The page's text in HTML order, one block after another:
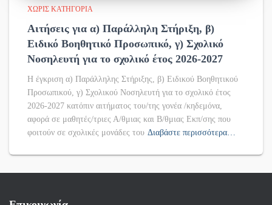
ΧΩΡΊΣ ΚΑΤΗΓΟΡΊΑ
Αιτήσεις για α) Παράλληλη Στήριξη, β)
Ειδικό Βοηθητικό Προσωπικό, γ) Σχολικό
Νοσηλευτή για το σχολικό έτος 2026-2027
Η έγκριση α) Παράλληλης Στήριξης, β) Ειδικού Βοηθητικού
Προσωπικού, γ) Σχολικού Νοσηλευτή για το σχολικό έτος
2026-2027 κατόπιν αιτήματος του/της γονέα /κηδεμόνα,
αφορά σε μαθητές/τριες Α/θμιας και Β/θμιας Εκπ/σης που
φοιτούν σε σχολικές μονάδες του Διαβάστε περισσότερα…